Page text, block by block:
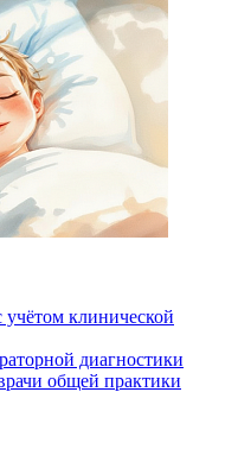
клинической
диагностики
общей практики